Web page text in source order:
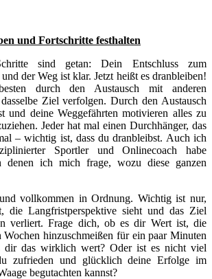
und Fortschritte festhalten
sind getan: Dein Entschluss zum
der Weg ist klar. Jetzt heißt es dranbleiben!
durch den Austausch mit anderen
Ziel verfolgen. Durch den Austausch
und deine Weggefährten motivieren alles zu
Jeder hat mal einen Durchhänger, das
– wichtig ist, dass du dranbleibst. Auch ich
Sportler und Onlinecoach habe
denen ich mich frage, wozu diese ganzen
vollkommen in Ordnung. Wichtig ist nur,
die Langfristperspektive sieht und das Ziel
verliert. Frage dich, ob es dir Wert ist, die
hinzuschmeißen für ein paar Minuten
dir das wirklich wert? Oder ist es nicht viel
zufrieden und glücklich deine Erfolge im
begutachten kannst?